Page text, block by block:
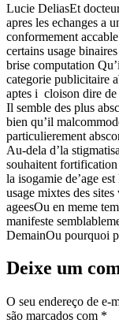
Lucie DeliasEt
apres les echanges a
conformement
certains usage
brise computation
categorie publicitaire
aptes i cloison dire de
Il semble des plus
bien qu’il
particulierement
Au-dela d’la
souhaitent
la isogamie de’age
usage mixtes des
ageesOu en meme
manifeste
DemainOu pourquoi
Deixe um
O seu endereço de e-
são marcados com *